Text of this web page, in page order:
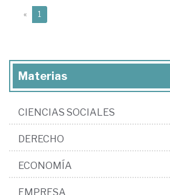
« 1
Materias
CIENCIAS SOCIALES
DERECHO
ECONOMÍA
EMPRESA